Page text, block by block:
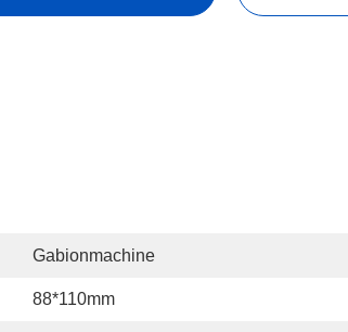
Gabionmachine
88*110mm